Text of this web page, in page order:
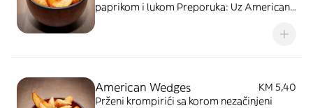
paprikom i lukom Preporuka: Uz American
American Wedges
KM 5,40
Prženi krompirići sa korom nezačinjeni